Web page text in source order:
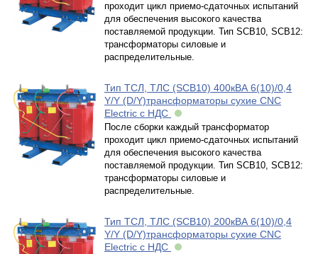
проходит цикл приемо-сдаточных испытаний
для обеспечения высокого качества
поставляемой продукции. Тип SCB10, SCB12:
трансформаторы силовые и
распределительные.
Тип ТСЛ, ТЛС (SCB10) 400кВА 6(10)/0,4
Y/Y (D/Y)трансформаторы сухие CNC
Electric с НДС
После сборки каждый трансформатор
проходит цикл приемо-сдаточных испытаний
для обеспечения высокого качества
поставляемой продукции. Тип SCB10, SCB12:
трансформаторы силовые и
распределительные.
Тип ТСЛ, ТЛС (SCB10) 200кВА 6(10)/0,4
Y/Y (D/Y)трансформаторы сухие CNC
Electric с НДС